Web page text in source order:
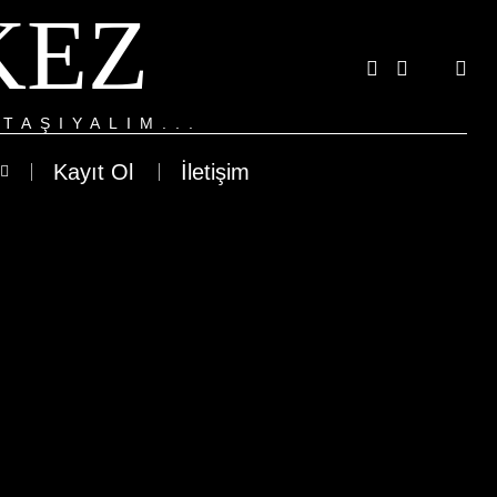
Kayıt Ol İletişim